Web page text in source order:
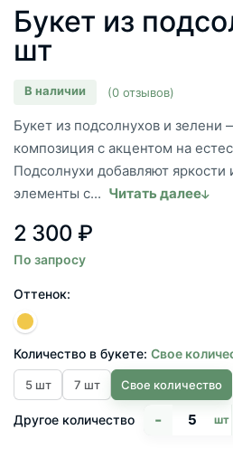
Букет из
шт
В наличии (0 отзывов)
Букет из подсолнухов и зелени
композиция с акцентом на
Подсолнухи добавляют яркости
элементы с... Читать далее
2 300 ₽
По запросу
Оттенок:
Количество в букете: Свое
5 шт 7 шт Свое количество
Другое количество - шт